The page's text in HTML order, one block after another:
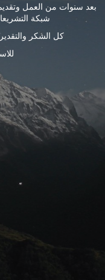
بعد سنوات من العمل
شبكة التشريعات
كل الشكر